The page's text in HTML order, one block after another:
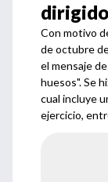
Con motivo
de octubre
el mensaje
huesos". Se
cual incluye
ejercicio,